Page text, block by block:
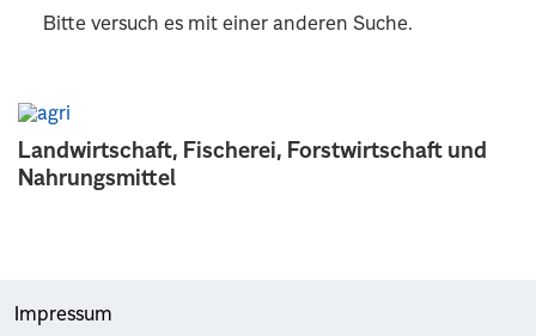
Landwirtschaft, Fischerei, Forstwirtschaft und
Nahrungsmittel
Bitte versuch es mit einer anderen Suche.
Impressum